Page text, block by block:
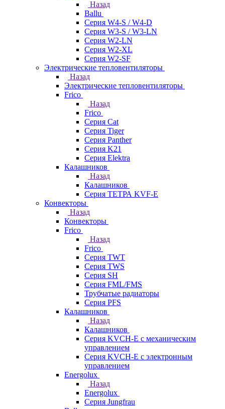
Назад
Ballu
Серия W4-S / W4-D
Серия W3-S / W3-LN
Серия W2-LN
Серия W2-XL
Серия W2-SF
Электрические тепловентиляторы
Назад
Электрические тепловентиляторы
Frico
Назад
Frico
Серия Cat
Серия Tiger
Серия Panther
Серия K21
Серия Elektra
Калашников
Назад
Калашников
Серия ТЕТРА KVF-E
Конвекторы
Назад
Конвекторы
Frico
Назад
Frico
Серия TWT
Серия TWS
Серия SH
Серия FML/FMS
Трубчатые радиаторы
Серия PFS
Калашников
Назад
Калашников
Серия KVCH-E с механическим
управлением
Серия KVCH-E с электронным
управлением
Energolux
Назад
Energolux
Серия Jungfrau